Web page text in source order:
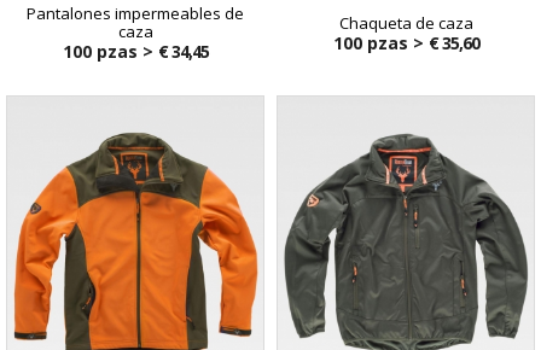
Pantalones impermeables de
caza
100 pzas > € 34,45
Chaqueta de caza
100 pzas > € 35,60